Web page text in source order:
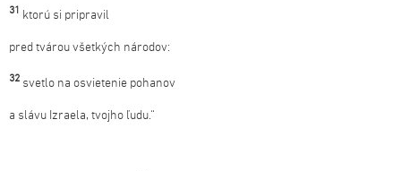
31 ktorú si pripravil
pred tvárou všetkých národov:
32 svetlo na osvietenie pohanov
a slávu Izraela, tvojho ľudu.“